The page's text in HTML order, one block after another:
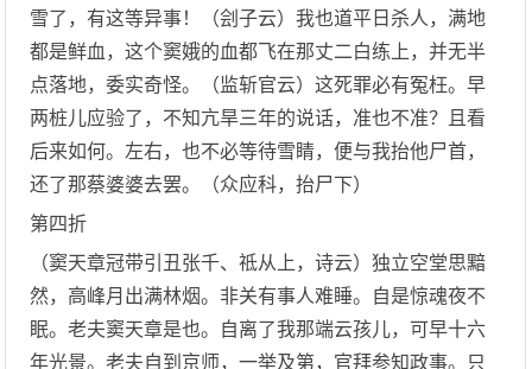
雪了，有这等异事！（刽子云）我也道平日杀人，满地
都是鲜血，这个窦娥的血都飞在那丈二白练上，并无半
点落地，委实奇怪。（监斩官云）这死罪必有冤枉。早
两桩儿应验了，不知亢旱三年的说话，准也不准？且看
后来如何。左右，也不必等待雪睛，便与我抬他尸首，
还了那蔡婆婆去罢。（众应科，抬尸下）
第四折
（窦天章冠带引丑张千、祗从上，诗云）独立空堂思黯
然，高峰月出满林烟。非关有事人难睡。自是惊魂夜不
眠。老夫窦天章是也。自离了我那端云孩儿，可早十六
年光景。老夫自到京师，一举及第，官拜参知政事。只